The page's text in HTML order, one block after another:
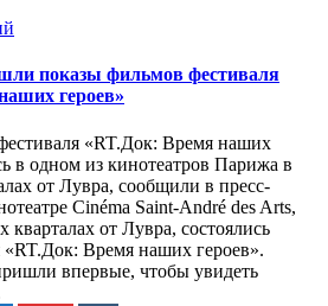
показы фильмов фестиваля
героев»
«RT.Док: Время наших
в одном из кинотеатров Парижа в
от Лувра, сообщили в пресс-
Cinéma Saint-André des Arts,
кварталах от Лувра, состоялись
«RT.Док: Время наших героев».
впервые, чтобы увидеть